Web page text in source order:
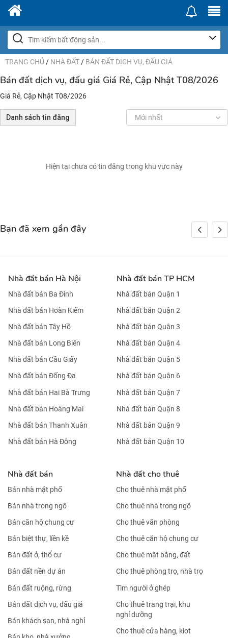
TRANG CHỦ / NHÀ ĐẤT / BÁN ĐẤT DỊCH VỤ, ĐẤU GIÁ
Bán đất dịch vụ, đấu giá Giá Rẻ, Cập Nhật T08/2026
Giá Rẻ, Cập Nhật T08/2026
Danh sách tin đăng Mới nhất
Hiện tại chưa có tin đăng trong khu vực này
Bạn đã xem gần đây
Nhà đất bán Hà Nội
Nhà đất bán Ba Đình
Nhà đất bán Hoàn Kiếm
Nhà đất bán Tây Hồ
Nhà đất bán Long Biên
Nhà đất bán Cầu Giấy
Nhà đất bán Đống Đa
Nhà đất bán Hai Bà Trưng
Nhà đất bán Hoàng Mai
Nhà đất bán Thanh Xuân
Nhà đất bán Hà Đông
Nhà đất bán TP HCM
Nhà đất bán Quận 1
Nhà đất bán Quận 2
Nhà đất bán Quận 3
Nhà đất bán Quận 4
Nhà đất bán Quận 5
Nhà đất bán Quận 6
Nhà đất bán Quận 7
Nhà đất bán Quận 8
Nhà đất bán Quận 9
Nhà đất bán Quận 10
Nhà đất bán
Bán nhà mặt phố
Bán nhà trong ngõ
Bán căn hộ chung cư
Bán biệt thự, liền kề
Bán đất ở, thổ cư
Bán đất nền dự án
Bán đất ruộng, rừng
Bán đất dịch vụ, đấu giá
Bán khách sạn, nhà nghỉ
Nhà đất cho thuê
Cho thuê nhà mặt phố
Cho thuê nhà trong ngõ
Cho thuê văn phòng
Cho thuê căn hộ chung cư
Cho thuê mặt bằng, đất
Cho thuê phòng trọ, nhà trọ
Tìm người ở ghép
Cho thuê trang trại, khu
nghỉ dưỡng
Cho thuê cửa hàng, kiot